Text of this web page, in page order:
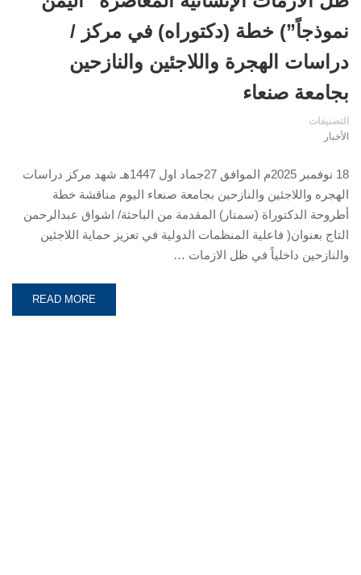
نموذجاً”) خطة (دكتوراه) في مركز /
دراسات الهجرة واللاجئين والنازحين
بجامعة صنعاء
التصنيفات
الأخبار
18 نوفمبر 2025م الموافق 27جماد اول 1447هـ شهد مركز دراسات
الهجره واللاجئين والنازحين بجامعة صنعاء اليوم مناقشة خطة
أطروحة الدكتوراة (سمنار) المقدمة من الباحثة/ اشواق عبدالرحمن
التاج بعنوان( فاعلية المنظمات الدولية في تعزيز حماية اللاجئين
والنازحين داخلياً في ظل الازمات …
READ MORE